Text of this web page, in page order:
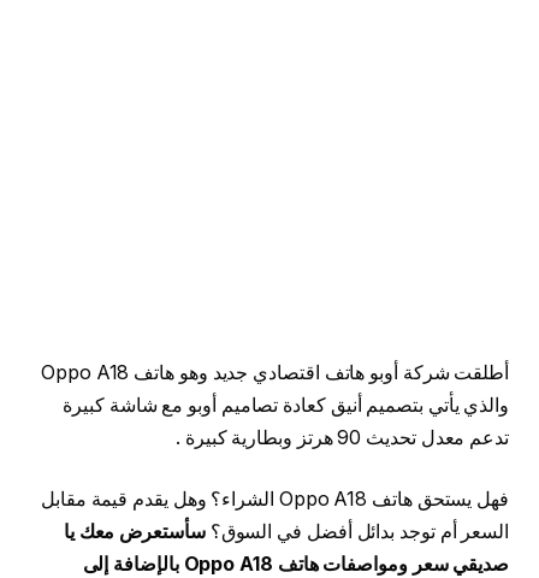
أطلقت شركة أوبو هاتف اقتصادي جديد وهو هاتف Oppo A18
والذي يأتي بتصميم أنيق كعادة تصاميم أوبو مع شاشة كبيرة
تدعم معدل تحديث 90 هرتز وبطارية كبيرة .​
فهل يستحق هاتف Oppo A18 الشراء؟ وهل يقدم قيمة مقابل
السعر أم توجد بدائل أفضل في السوق؟ ​ سأستعرض معك يا
صديقي سعر ومواصفات هاتف Oppo A18 بالإضافة إلى